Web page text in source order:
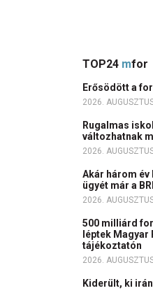
TOP24 mfor
Erősödött a
2026.
Rugalmas
változhatnak
2026.
Akár három
ügyét már a
2026.
500 milliárd
léptek
tájékoztatón
2026.
Kiderült, ki